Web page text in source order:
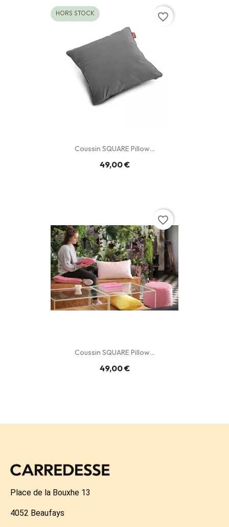
Coussin SQUARE Pillow...
49,00 €
HORS STOCK favorite_border
Coussin SQUARE Pillow...
49,00 €
favorite_border
Place de la Bouxhe 13
4052 Beaufays